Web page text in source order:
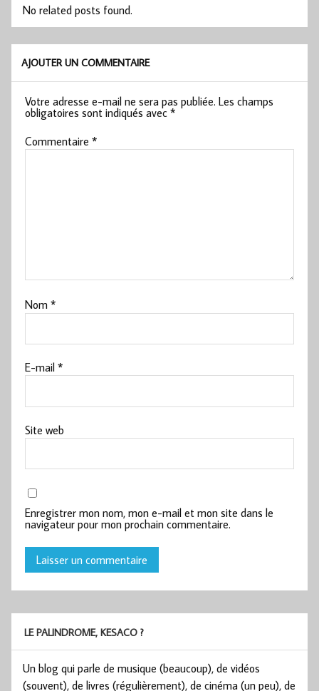
No related posts found.
AJOUTER UN COMMENTAIRE
Votre adresse e-mail ne sera pas publiée. Les champs
obligatoires sont indiqués avec*
Commentaire*
Nom*
E-mail*
Site web
Enregistrer mon nom, mon e-mail et mon site dans le
navigateur pour mon prochain commentaire.
LE PALINDROME, KESACO ?
Un blog qui parle de musique (beaucoup), de vidéos
(souvent), de livres (régulièrement), de cinéma (un peu), de